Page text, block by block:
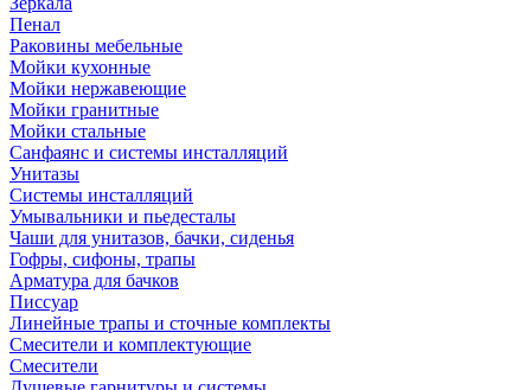
Пенал
Раковины мебельные
Мойки кухонные
Мойки нержавеющие
Мойки гранитные
Мойки стальные
Санфаянс и системы инсталляций
Унитазы
Системы инсталляций
Умывальники и пьедесталы
Чаши для унитазов, бачки, сиденья
Гофры, сифоны, трапы
Арматура для бачков
Писсуар
Линейные трапы и сточные комплекты
Смесители и комплектующие
Смесители